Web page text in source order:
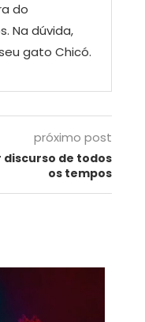
do
Na dúvida,
gato Chicó.
próximo post
discurso de todos
os tempos